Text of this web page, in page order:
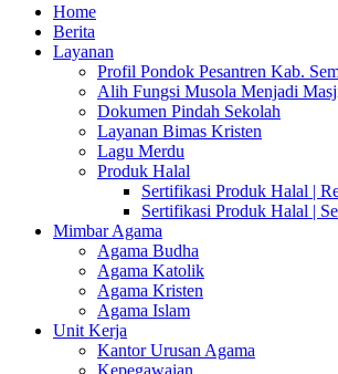
Home
Berita
Layanan
Profil Pondok Pesantren Kab.
Alih Fungsi Musola Menjadi
Dokumen Pindah Sekolah
Layanan Bimas Kristen
Lagu Merdu
Produk Halal
Sertifikasi Produk Halal |
Sertifikasi Produk Halal |
Mimbar Agama
Agama Budha
Agama Katolik
Agama Kristen
Agama Islam
Unit Kerja
Kantor Urusan Agama
Kepegawaian